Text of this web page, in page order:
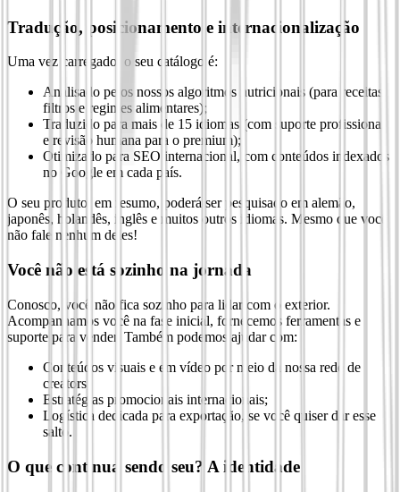
Tradução, posicionamento e internacionalização
Uma vez carregado, o seu catálogo é:
Analisado pelos nossos algoritmos nutricionais (para receitas,
filtros e regimes alimentares);
Traduzido para mais de 15 idiomas (com suporte profissional
e revisão humana para o premium);
Otimizado para SEO internacional, com conteúdos indexados
no Google em cada país.
O seu produto, em resumo, poderá ser pesquisado em alemão,
japonês, holandês, inglês e muitos outros idiomas. Mesmo que você
não fale nenhum deles!
Você não está sozinho na jornada
Conosco, você não fica sozinho para lidar com o exterior.
Acompanhamos você na fase inicial, fornecemos ferramentas e
suporte para vender. Também podemos ajudar com:
Conteúdos visuais e em vídeo por meio da nossa rede de
creators;
Estratégias promocionais internacionais;
Logística dedicada para exportação, se você quiser dar esse
salto.
O que continua sendo seu? A identidade